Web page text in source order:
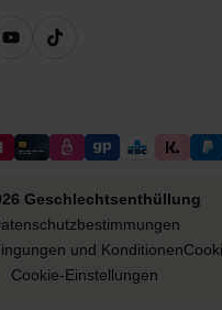
Geschlechtsenthüllung
und Konditionen
Cookie-Einstellungen